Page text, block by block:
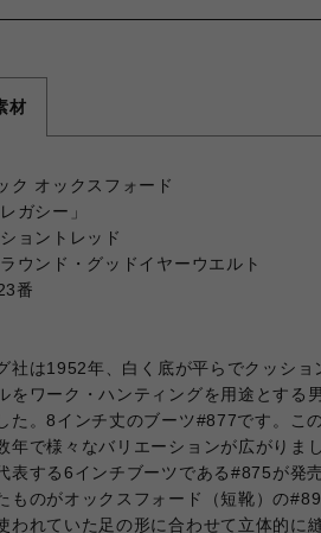
材
ク オックスフォード
ガシー」
ョントレッド
ウンド・グッドイヤーウエルト
番
社は1952年、白く底が平らでクッショ
をワーク・ハンティングを用途とする
た。8インチ丈のブーツ#877です。こ
年で様々なバリエーションが広がりま
表する6インチブーツである#875が発
ものがオックスフォード（短靴）の
われていた足の形に合わせて立体的に